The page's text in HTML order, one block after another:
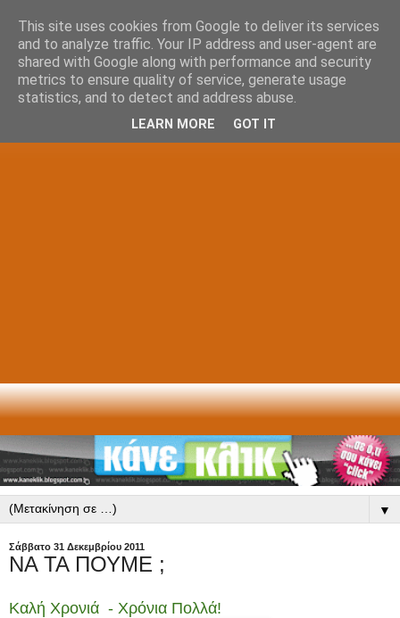
▼
Σάββατο 31 Δεκεμβρίου 2011
ΝΑ ΤΑ ΠΟΥΜΕ ;
Καλή Χρονιά - Χρόνια Πολλά!
This site uses cookies from Google to deliver its services
and to analyze traffic. Your IP address and user-agent are
shared with Google along with performance and security
metrics to ensure quality of service, generate usage
statistics, and to detect and address abuse.
LEARN MORE GOT IT